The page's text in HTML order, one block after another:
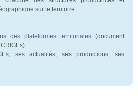
sur le territoire.
des plateformes territoriales(document
, ses actualités, ses productions, ses